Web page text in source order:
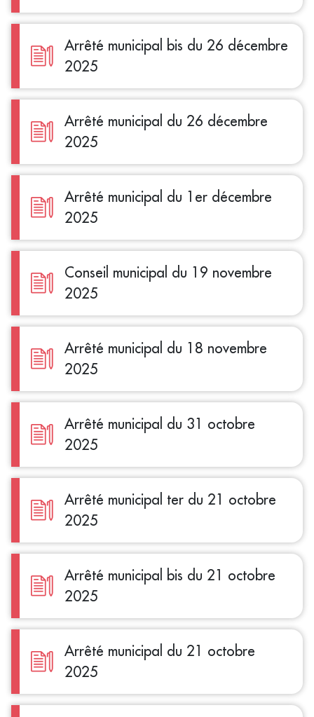
Arrêté municipal bis du 26 décembre
2025
Arrêté municipal du 26 décembre
2025
Arrêté municipal du 1er décembre
2025
Conseil municipal du 19 novembre
2025
Arrêté municipal du 18 novembre
2025
Arrêté municipal du 31 octobre
2025
Arrêté municipal ter du 21 octobre
2025
Arrêté municipal bis du 21 octobre
2025
Arrêté municipal du 21 octobre
2025